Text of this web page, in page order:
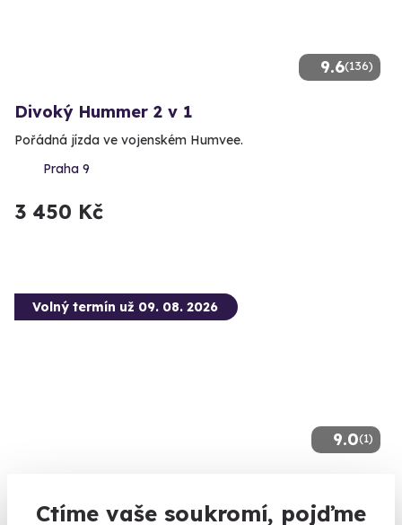
Ctíme vaše soukromí, pojďme
9.6(136)
Divoký Hummer 2 v 1
Pořádná jízda ve vojenském Humvee.
Praha 9
3 450 Kč
9.0(1)
Volný termín už 09. 08. 2026
Nezapomenutelné výhledy z ptačí perspektivy